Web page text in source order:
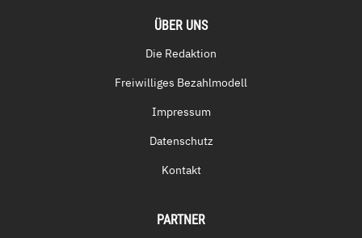
ÜBER UNS
Die Redaktion
Freiwilliges Bezahlmodell
Impressum
Datenschutz
Kontakt
PARTNER